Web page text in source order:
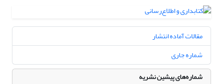
مقالات آماده انتشار
شماره جاری
شماره‌های پیشین نشریه